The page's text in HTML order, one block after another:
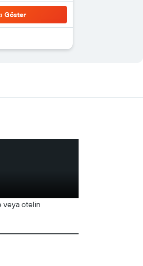
Göster
veya otelin